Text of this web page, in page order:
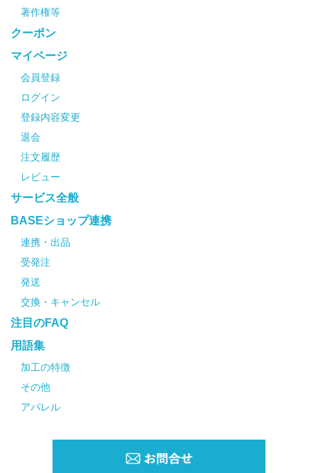
著作権等
クーポン
マイページ
会員登録
ログイン
登録内容変更
退会
注文履歴
レビュー
サービス全般
BASEショップ連携
連携・出品
受発注
発送
交換・キャンセル
注目のFAQ
用語集
加工の特徴
その他
アパレル